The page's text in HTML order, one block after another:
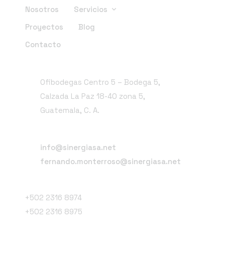
Nosotros
Servicios
Proyectos
Blog
Contacto
Ofibodegas Centro 5 – Bodega 5,
Calzada La Paz 18-40 zona 5,
Guatemala, C. A.
info@sinergiasa.net
fernando.monterroso@sinergiasa.net
+502 2316 8974
+502 2316 8975